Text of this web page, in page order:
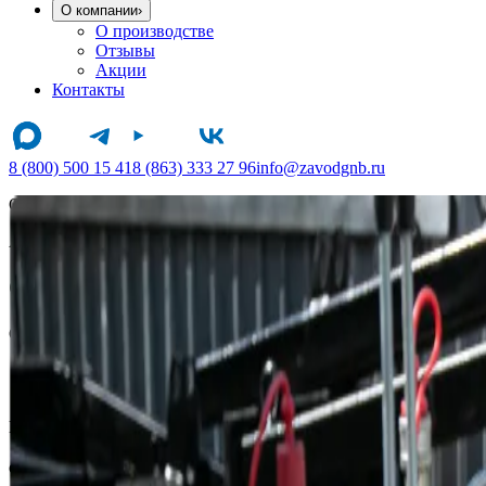
О компании›
О производстве
Отзывы
Акции
Контакты
8 (800) 500 15 418 (863) 333 27 96info@zavodgnb.ru
ООО «Гидрофоб»
Сезонное предложение
Специальные условия на приобретение комплекта
Договор до 14 августа
Отгрузка до 31 августа
Выгода
от100 000 до 500 000 ₽